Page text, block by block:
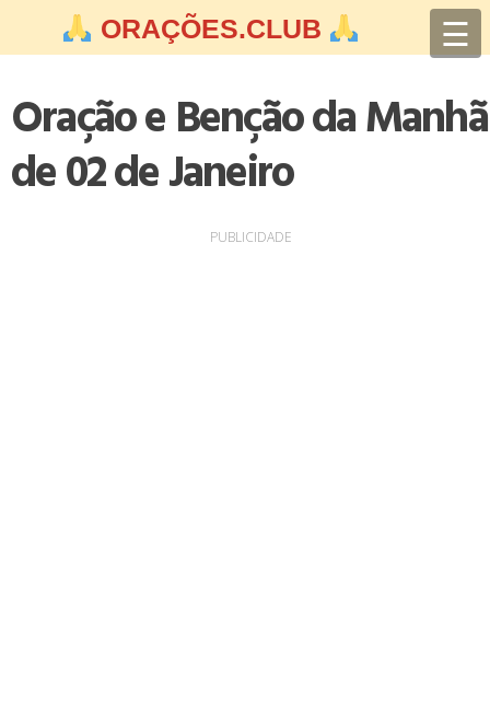
ORAÇÕES.CLUB ☰
Oração e Benção da Manhã
de 02 de Janeiro
PUBLICIDADE